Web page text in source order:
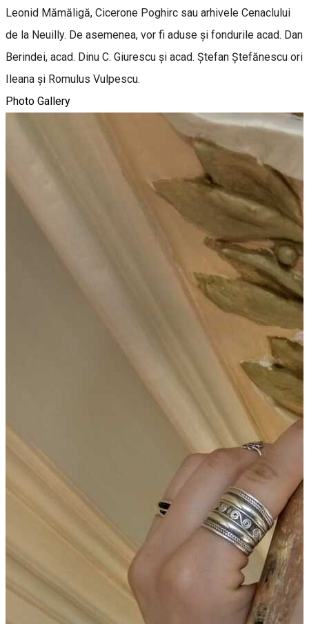
Leonid Mămăligă, Cicerone Poghirc sau arhivele Cenaclului
de la Neuilly. De asemenea, vor fi aduse și fondurile acad. Dan
Berindei, acad. Dinu C. Giurescu și acad. Ștefan Ștefănescu ori
Ileana și Romulus Vulpescu.
Photo Gallery